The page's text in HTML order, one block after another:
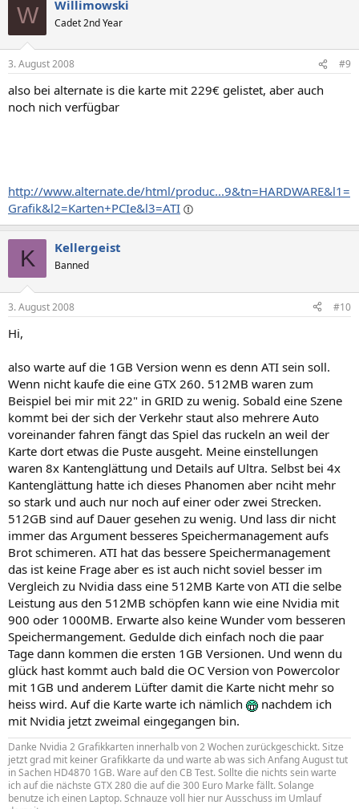
W Willimowski
Cadet 2nd Year
3. August 2008 #9
also bei alternate is die karte mit 229€ gelistet, aber auch
noch nich verfügbar
http://www.alternate.de/html/produc...9&tn=HARDWARE&l1=
Grafik&l2=Karten+PCIe&l3=ATI
K Kellergeist
Banned
3. August 2008 #10
Hi,
also warte auf die 1GB Version wenn es denn ATI sein soll.
Wenn nicht kaufe die eine GTX 260. 512MB waren zum
Beispiel bei mir mit 22" in GRID zu wenig. Sobald eine Szene
kommt bei der sich der Verkehr staut also mehrere Auto
voreinander fahren fängt das Spiel das ruckeln an weil der
Karte dort etwas die Puste ausgeht. Meine einstellungen
waren 8x Kantenglättung und Details auf Ultra. Selbst bei 4x
Kantenglättung hatte ich dieses Phanomen aber nciht mehr
so stark und auch nur noch auf einer oder zwei Strecken.
512GB sind auf Dauer gesehen zu wenig. Und lass dir nicht
immer das Argument besseres Speichermanagement aufs
Brot schimeren. ATI hat das bessere Speichermanagement
das ist keine Frage aber es ist auch nicht soviel besser im
Vergleich zu Nvidia dass eine 512MB Karte von ATI die selbe
Leistung aus den 512MB schöpfen kann wie eine Nvidia mit
900 oder 1000MB. Erwarte also keine Wunder vom besseren
Speichermangement. Gedulde dich einfach noch die paar
Tage dann kommen die ersten 1GB Versionen. Und wenn du
glück hast kommt auch bald die OC Version von Powercolor
mit 1GB und anderem Lüfter damit die Karte nicht mehr so
heiss wird. Auf die Karte warte ich nämlich
nachdem ich
mit Nvidia jetzt zweimal eingegangen bin.
Danke Nvidia 2 Grafikkarten innerhalb von 2 Wochen zurückgeschickt. Sitze
jetzt grad mit keiner Grafikkarte da und warte ab was sich Anfang August tut
in Sachen HD4870 1GB. Ware auf den CB Test. Sollte die nichts sein warte
ich auf die nächste GTX 280 die auf die 300 Euro Marke fällt. Solange
benutze ich einen Laptop. Schnauze voll hier nur Ausschuss im Umlauf